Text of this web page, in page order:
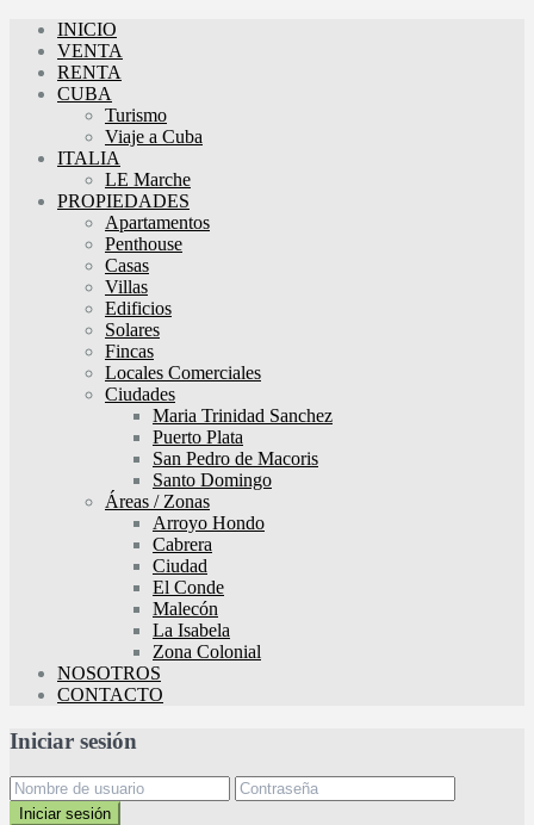
INICIO
VENTA
RENTA
CUBA
Turismo
Viaje a Cuba
ITALIA
LE Marche
PROPIEDADES
Apartamentos
Penthouse
Casas
Villas
Edificios
Solares
Fincas
Locales Comerciales
Ciudades
Maria Trinidad Sanchez
Puerto Plata
San Pedro de Macoris
Santo Domingo
Áreas / Zonas
Arroyo Hondo
Cabrera
Ciudad
El Conde
Malecón
La Isabela
Zona Colonial
NOSOTROS
CONTACTO
Iniciar sesión
Iniciar sesión